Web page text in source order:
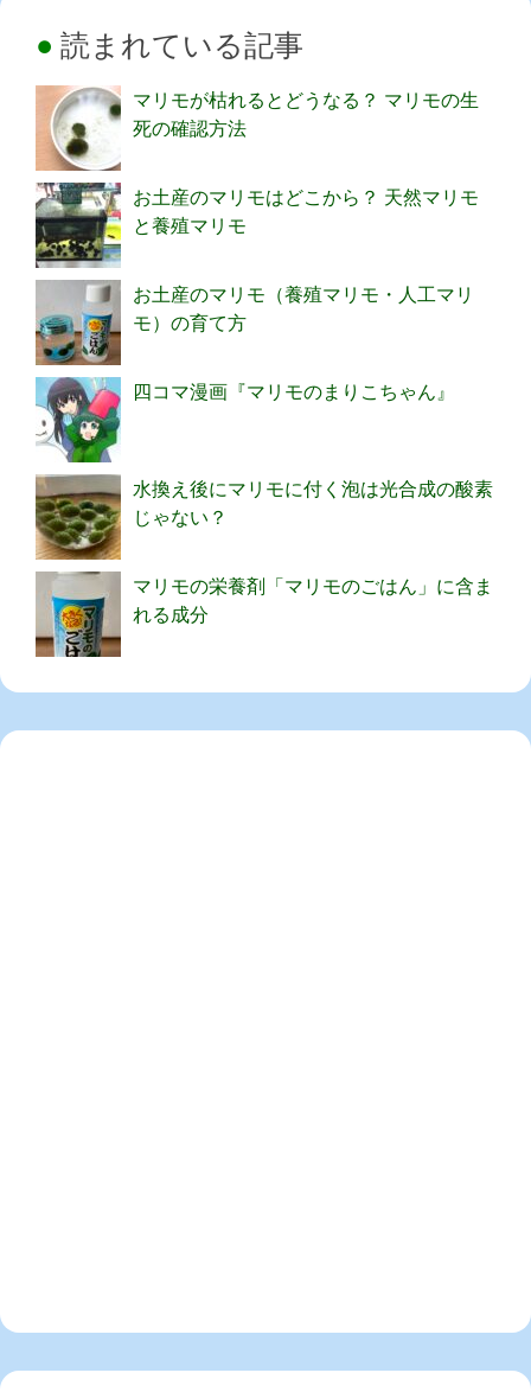
読まれている記事
マリモが枯れるとどうなる？ マリモの生
死の確認方法
お土産のマリモはどこから？ 天然マリモ
と養殖マリモ
お土産のマリモ（養殖マリモ・人工マリ
モ）の育て方
四コマ漫画『マリモのまりこちゃん』
水換え後にマリモに付く泡は光合成の酸素
じゃない？
マリモの栄養剤「マリモのごはん」に含ま
れる成分